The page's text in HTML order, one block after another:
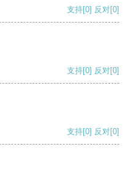
支持[0] 反对[0]
支持[0] 反对[0]
支持[0] 反对[0]